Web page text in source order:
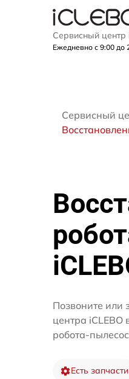
Сервисный центр
Ежедневно с 9:00 до
Сервисный
Позвоните или
центра iCLEBO
робота-
Есть запчасти